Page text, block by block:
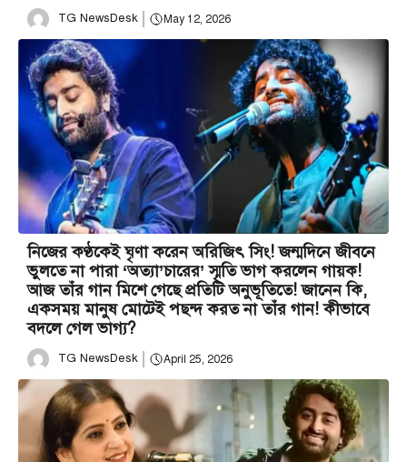
TG NewsDesk May 12, 2026
নিজের কণ্ঠকেই ঘৃণা করেন অরিজিৎ সিং! জন্মদিনে জীবনে
ভুলতে না পারা ‘অত্যা’চারের’ স্মৃতি ভাগ করলেন গায়ক!
আজ তাঁর গান মিশে গেছে প্রতিটি অনুভূতিতে! জানেন কি,
একসময় মানুষ মোটেই পছন্দ করত না তাঁর গান! কীভাবে
বদলে গেল ভাগ্য?
TG NewsDesk April 25, 2026